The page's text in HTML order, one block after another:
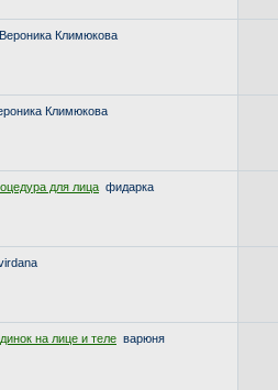
Вероника Климюкова
Климюкова
для лица фидарка
на лице и теле варюня